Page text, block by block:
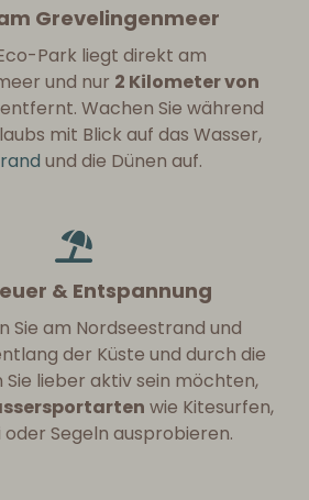
Grevelingenmeer
Park liegt direkt am
und nur 2 Kilometer von
entfernt. Wachen Sie während
mit Blick auf das Wasser,
und die Dünen auf.
& Entspannung
Sie am Nordseestrand und
der Küste und durch die
Sie lieber aktiv sein möchten,
wie Kitesurfen,
oder Segeln ausprobieren.